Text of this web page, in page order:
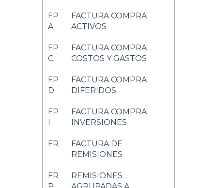
FP
A
FACTURA COMPRA
ACTIVOS
FP
C
FACTURA COMPRA
COSTOS Y GASTOS
FP
D
FACTURA COMPRA
DIFERIDOS
FP
FACTURA COMPRA
INVERSIONES
FR
FACTURA DE
REMISIONES
FR
REMISIONES